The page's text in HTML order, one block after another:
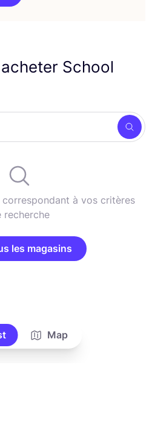
School
à vos critères
recherche
les magasins
Map